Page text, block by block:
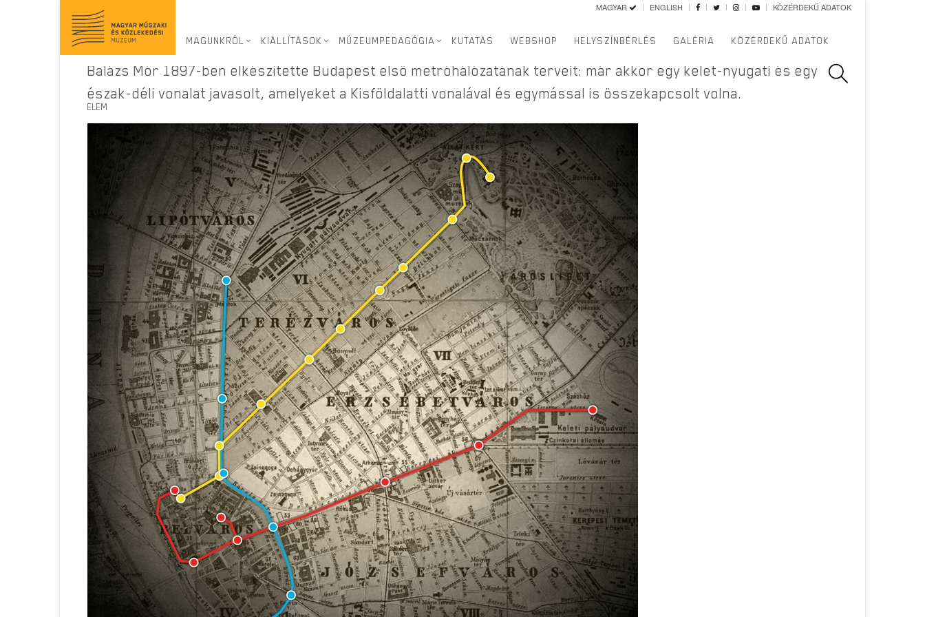
MAGYAR ENGLISH KÖZÉRDEKŰ ADATOK
MAGUNKRÓL KIÁLLÍTÁSOK MÚZEUMPEDAGÓGIA KUTATÁS WEBSHOP HELYSZÍNBÉRLÉS GALÉRIA KÖZÉRDEKŰ ADATOK
Virtuális kiállítás>
Balázs Mór 1897-ben elkészítette Budapest első metróhálózatának terveit: már akkor egy kelet-nyugati és egy
észak-déli vonalat javasolt, amelyeket a Kisföldalatti vonalával és egymással is összekapcsolt volna.
ELEM